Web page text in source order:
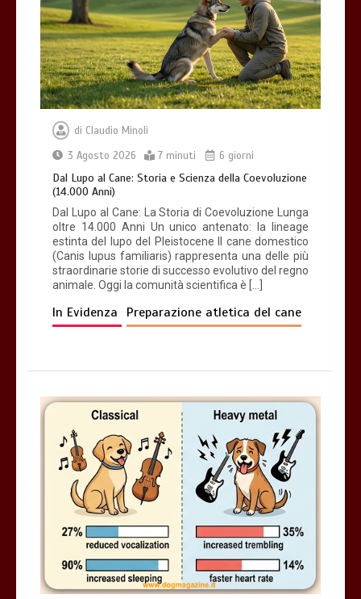
piatto gioco liv.2 trixie
4 minuti
Dal Lupo al Cane: Storia e Scienza della
Coevoluzione (14.000 Anni)
di Claudio Minoli
3 Agosto 2026
7 minuti 6 giorni
Dal Lupo al Cane: Storia e Scienza della Coevoluzione
(14.000 Anni)
Dal Lupo al Cane: La Storia di Coevoluzione Lunga
oltre 14.000 Anni Un unico antenato: la lineage
estinta del lupo del Pleistocene Il cane domestico
(Canis lupus familiaris) rappresenta una delle più
straordinarie storie di successo evolutivo del regno
animale. Oggi la comunità scientifica è […]
In Evidenza Preparazione atletica del cane